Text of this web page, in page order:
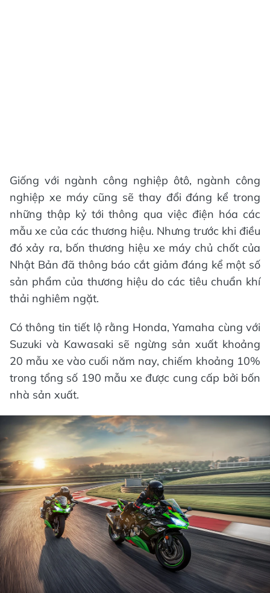
Giống với ngành công nghiệp ôtô, ngành công
nghiệp xe máy cũng sẽ thay đổi đáng kể trong
những thập kỷ tới thông qua việc điện hóa các
mẫu xe của các thương hiệu. Nhưng trước khi điều
đó xảy ra, bốn thương hiệu xe máy chủ chốt của
Nhật Bản đã thông báo cắt giảm đáng kể một số
sản phẩm của thương hiệu do các tiêu chuẩn khí
thải nghiêm ngặt.
Có thông tin tiết lộ rằng Honda, Yamaha cùng với
Suzuki và Kawasaki sẽ ngừng sản xuất khoảng
20 mẫu xe vào cuối năm nay, chiếm khoảng 10%
trong tổng số 190 mẫu xe được cung cấp bởi bốn
nhà sản xuất.